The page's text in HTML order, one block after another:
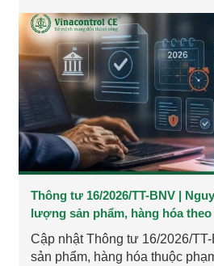
Thông tư 16/2026/TT-BNV |
lượng sản phẩm, hàng hóa
Cập nhật Thông tư 16/2026/
sản phẩm, hàng hóa thuộc